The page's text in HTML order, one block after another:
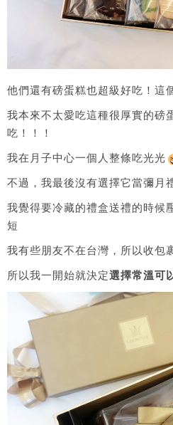
他們還有磅蛋糕也超級好吃！這
我本來不太愛吃這種很厚實的磅
吃！！！
我在月子中心一個人整條吃光光
不過，我最後沒有選擇它當彌月
我覺得要冷藏的禮盒送禮的時候
短
我有些朋友不在台灣，所以收包
所以我一開始就決定選擇常溫可